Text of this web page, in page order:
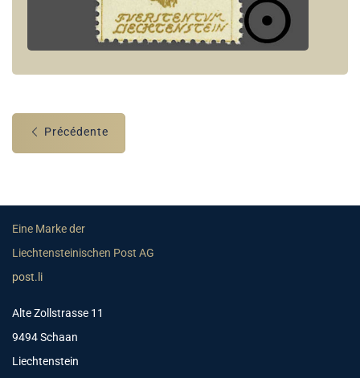
Précédente
Eine Marke der
Liechtensteinischen Post AG
post.li
Alte Zollstrasse 11
9494 Schaan
Liechtenstein